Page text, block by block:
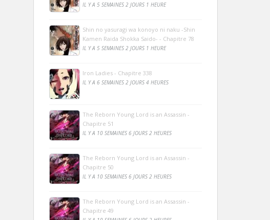
IL Y A 5 SEMAINES 2 JOURS 1 HEURE
Shin no yasuragi wa konoyo ni naku -Shin
Kamen Raida Shokka Saido- - Chapitre 78
IL Y A 5 SEMAINES 2 JOURS 1 HEURE
Iron Ladies - Chapitre 338
IL Y A 6 SEMAINES 2 JOURS 4 HEURES
The Reborn Young Lord is an Assassin -
Chapitre 51
IL Y A 10 SEMAINES 6 JOURS 2 HEURES
The Reborn Young Lord is an Assassin -
Chapitre 50
IL Y A 10 SEMAINES 6 JOURS 2 HEURES
The Reborn Young Lord is an Assassin -
Chapitre 49